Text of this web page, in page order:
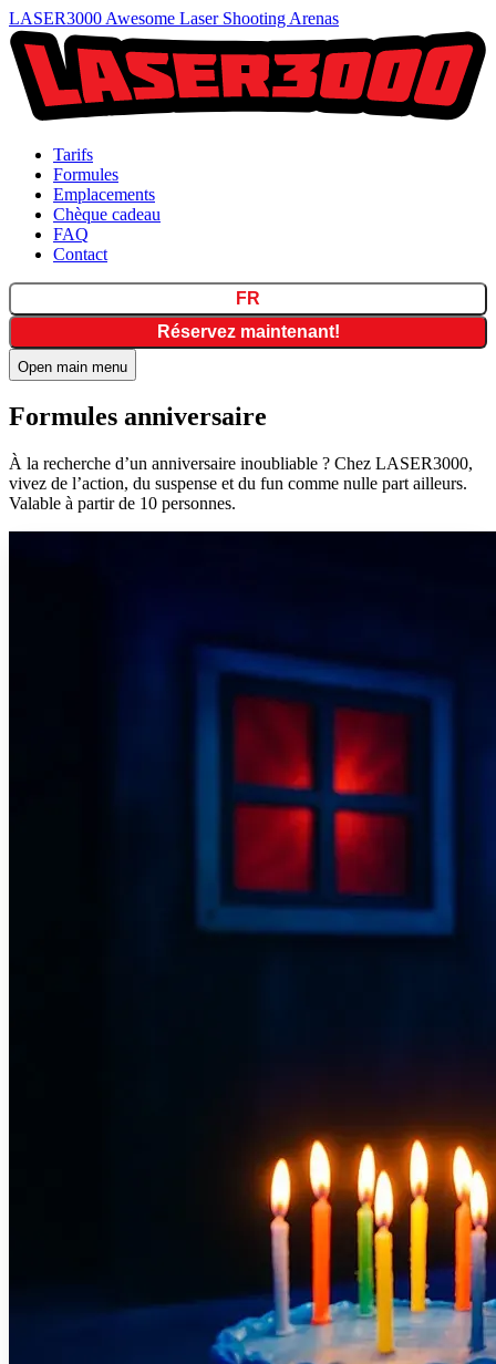
LASER3000 Awesome Laser Shooting Arenas
Tarifs
Formules
Emplacements
Chèque cadeau
FAQ
Contact
FR
Réservez maintenant!
Open main menu
Formules anniversaire
À la recherche d’un anniversaire inoubliable ? Chez LASER3000,
vivez de l’action, du suspense et du fun comme nulle part ailleurs.
Valable à partir de 10 personnes.